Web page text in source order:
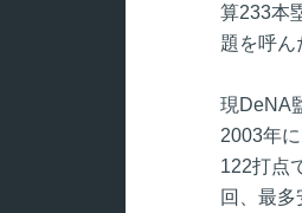
算233本
題を呼ん
現DeNA
2003年
122打点
回、最多